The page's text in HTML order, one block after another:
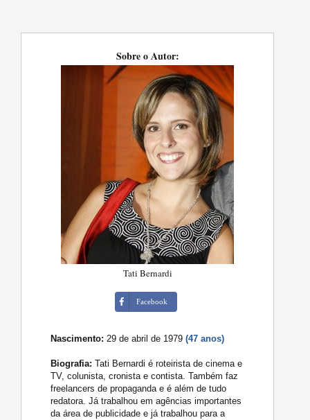
Sobre o Autor:
Tati Bernardi
Facebook
Nascimento: 29 de abril de 1979(47 anos)
Biografia: Tati Bernardi é roteirista de cinema e
TV, colunista, cronista e contista. Também faz
freelancers de propaganda e é além de tudo
redatora. Já trabalhou em agências importantes
da área de publicidade e já trabalhou para a